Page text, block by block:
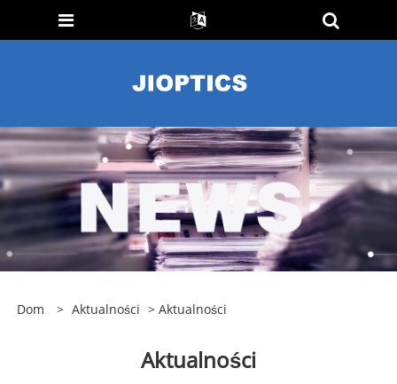
Dom > Aktualności > Aktualności
Aktualności